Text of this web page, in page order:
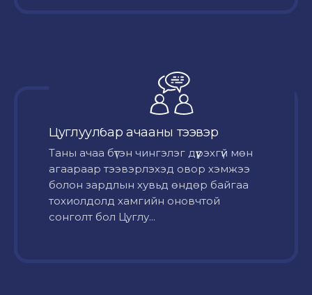
Цуглуулбар ачааны тээвэр
Таны ачаа бүтэн чингэлэг дүүрэхгүй мөн
агаараар тээвэрлэхэд овор хэмжээ
болон зардлын хувьд өндөр байгаа
тохиолдолд хамгийн оновчтой
сонголт бол Цуглу...